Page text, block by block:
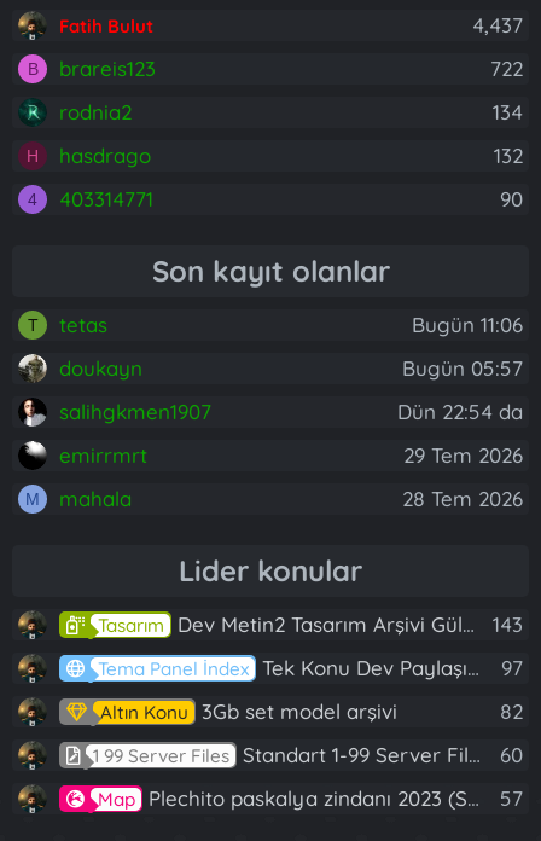
Fatih Bulut 4,437
B brareis123
722
rodnia2
134
H hasdrago 132
4 403314771 90
Son kayıt olanlar
T tetas
Bugün 11:06
doukayn
Bugün 05:57
salihgkmen1907
Dün 22:54 da
emirrmrt
29 Tem 2026
M mahala 28 Tem 2026
Lider konular
Tasarım Dev Metin2 Tasarım Arşivi Güle Güle Kullanın 143
Tema Panel İndex Tek Konu Dev Paylaşım 10 Adet Server Tanıtım İndex 97
Altın Konu 3Gb set model arşivi 82
1 99 Server Files Standart 1-99 Server Files 60
Map Plechito paskalya zindanı 2023 (Spring Sanctuary dungeon) 57